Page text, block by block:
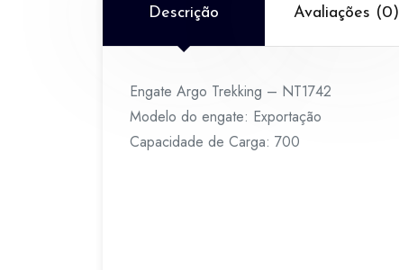
Descrição Avaliações (0)
Engate Argo Trekking – NT1742
Modelo do engate: Exportação
Capacidade de Carga: 700